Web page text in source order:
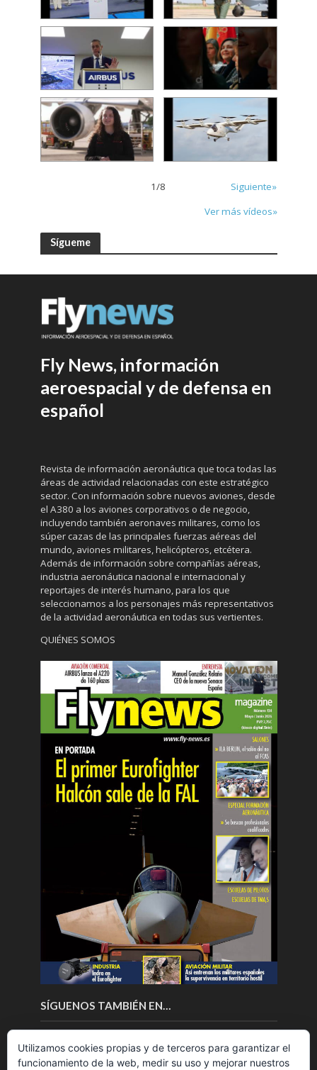
1/8
Siguiente»
Ver más vídeos»
Sígueme
Fly News, información
aeroespacial y de defensa en
español
Revista de información aeronáutica que toca todas las
áreas de actividad relacionadas con este estratégico
sector. Con información sobre nuevos aviones, desde
el A380 a los aviones corporativos o de negocio,
incluyendo también aeronaves militares, como los
súper cazas de las principales fuerzas aéreas del
mundo, aviones militares, helicópteros, etcétera.
Además de información sobre compañías aéreas,
industria aeronáutica nacional e internacional y
reportajes de interés humano, para los que
seleccionamos a los personajes más representativos
de la actividad aeronáutica en todas sus vertientes.
QUIÉNES SOMOS
SÍGUENOS TAMBIÉN EN…
Utilizamos cookies propias y de terceros para garantizar el
funcionamiento de la web, medir su uso y mejorar nuestros